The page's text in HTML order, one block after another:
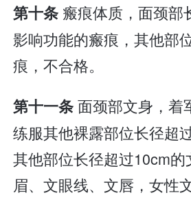
第十条 瘢痕体质，面颈部
影响功能的瘢痕，其他部
痕，不合格。
第十一条面颈部文身，着
练服其他裸露部位长径超
其他部位长径超过10cm
眉、文眼线、文唇，女性